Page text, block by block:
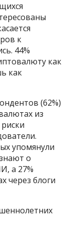
к
44%
как
как
(62%)
из
упомянули
о
а 27%
через блоги